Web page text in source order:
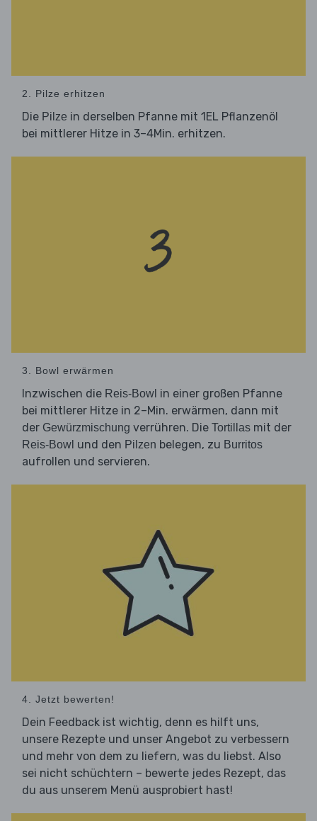
2. Pilze erhitzen
Die Pilze in derselben Pfanne mit 1EL Pflanzenöl
bei mittlerer Hitze in 3–4Min. erhitzen.
3. Bowl erwärmen
Inzwischen die Reis-Bowl in einer großen Pfanne
bei mittlerer Hitze in 2–Min. erwärmen, dann mit
der Gewürzmischung verrühren. Die Tortillas mit der
Reis-Bowl und den Pilzen belegen, zu Burritos
aufrollen und servieren.
4. Jetzt bewerten!
Dein Feedback ist wichtig, denn es hilft uns,
unsere Rezepte und unser Angebot zu verbessern
und mehr von dem zu liefern, was du liebst. Also
sei nicht schüchtern – bewerte jedes Rezept, das
du aus unserem Menü ausprobiert hast!